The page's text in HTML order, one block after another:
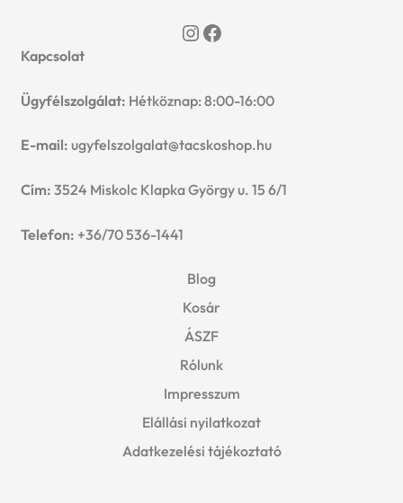
Instagram
Facebook
Kapcsolat
Ügyfélszolgálat: Hétköznap: 8:00-16:00
E-mail: ugyfelszolgalat@tacskoshop.hu
Cím: 3524 Miskolc Klapka György u. 15 6/1
Telefon: +36/70 536-1441
Blog
Kosár
ÁSZF
Rólunk
Impresszum
Elállási nyilatkozat
Adatkezelési tájékoztató